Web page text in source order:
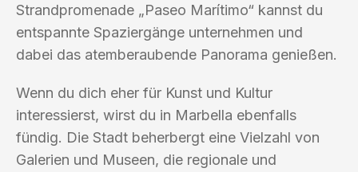
Strandpromenade „Paseo Marítimo“ kannst du
entspannte Spaziergänge unternehmen und
dabei das atemberaubende Panorama genießen.
Wenn du dich eher für Kunst und Kultur
interessierst, wirst du in Marbella ebenfalls
fündig. Die Stadt beherbergt eine Vielzahl von
Galerien und Museen, die regionale und